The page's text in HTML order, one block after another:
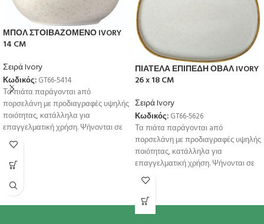
ΜΠΟΛ ΣΤΟΙΒΑΖΟΜΕΝΟ IVORY
14 CM
Σειρά Ivory
Κωδικός: GT66-5414
Τα πιάτα παράγονται aπό
πορσελάνη με προδιαγραφές υψηλής
ποιότητας, κατάλληλα για
επαγγελματική χρήση. Ψήνονται σε
υψηλή θερμοκρσία για μεγαλύτερη
αντοχή
ΠΙΑΤΕΛΑ ΕΠΙΠΕΔΗ ΟΒΑΛ IVORY
26 x 18 CM
Σειρά Ivory
Κωδικός: GT66-5626
Τα πιάτα παράγονται aπό
πορσελάνη με προδιαγραφές υψηλής
ποιότητας, κατάλληλα για
επαγγελματική χρήση. Ψήνονται σε
υψηλή θερμοκρσία για μεγαλύτερη
αντοχή